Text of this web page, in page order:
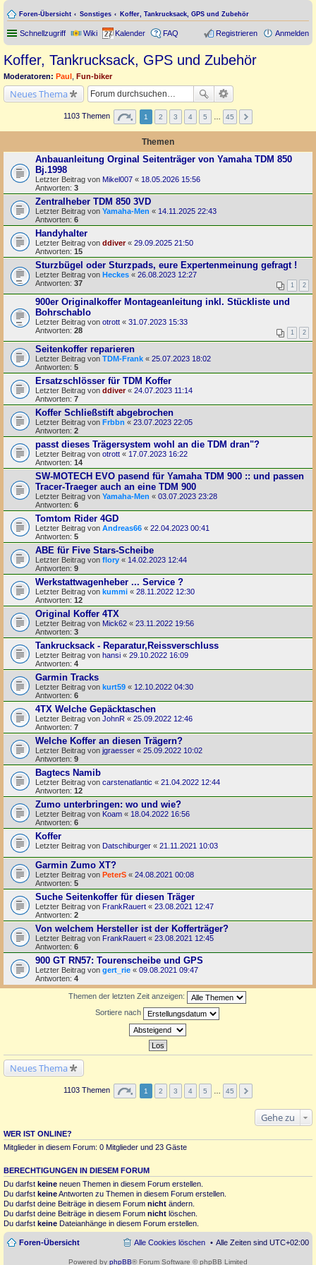
Foren-Übersicht Sonstiges Koffer, Tankrucksack, GPS und Zubehör
Schnellzugriff Wiki Kalender FAQ Anmelden
Registrieren
Koffer, Tankrucksack, GPS und Zubehör
Moderatoren: Paul Fun-biker
Neues Thema
1103 Themen 1 2 3 4 5 45
Themen
Anbauanleitung Orginal Seitenträger von Yamaha TDM 850
Bj.1998
Letzter Beitrag von Mikel007 « 18.05.2026 15:56
Antworten: 3
Zentralheber TDM 850 3VD
Letzter Beitrag von Yamaha-Men « 14.11.2025 22:43
Antworten: 6
Handyhalter
Letzter Beitrag von ddiver« 29.09.2025 21:50
Antworten: 15
Sturzbügel oder Sturzpads, eure Expertenmeinung gefragt !
Letzter Beitrag von Heckes « 26.08.2023 12:27
Antworten: 37 1 2
900er Originalkoffer Montageanleitung inkl. Stückliste und
Bohrschablo
Letzter Beitrag von otrott « 31.07.2023 15:33
Antworten: 28 1 2
Seitenkoffer reparieren
Letzter Beitrag von TDM-Frank « 25.07.2023 18:02
Antworten: 5
Ersatzschlösser für TDM Koffer
Letzter Beitrag von ddiver« 24.07.2023 11:14
Antworten: 7
Koffer Schließstift abgebrochen
Letzter Beitrag von Frbbn « 23.07.2023 22:05
Antworten: 2
passt dieses Trägersystem wohl an die TDM dran"?
Letzter Beitrag von otrott « 17.07.2023 16:22
Antworten: 14
SW-MOTECH EVO pasend für Yamaha TDM 900 :: und passen
Tracer-Traeger auch an eine TDM 900
Letzter Beitrag von Yamaha-Men « 03.07.2023 23:28
Antworten: 6
Tomtom Rider 4GD
Letzter Beitrag von Andreas66 « 22.04.2023 00:41
Antworten: 5
ABE für Five Stars-Scheibe
Letzter Beitrag von flory « 14.02.2023 12:44
Antworten: 9
Werkstattwagenheber ... Service ?
Letzter Beitrag von kummi « 28.11.2022 12:30
Antworten: 12
Original Koffer 4TX
Letzter Beitrag von Mick62 « 23.11.2022 19:56
Antworten: 3
Tankrucksack - Reparatur,Reissverschluss
Letzter Beitrag von hansi « 29.10.2022 16:09
Antworten: 4
Garmin Tracks
Letzter Beitrag von kurt59 « 12.10.2022 04:30
Antworten: 6
4TX Welche Gepäcktaschen
Letzter Beitrag von JohnR « 25.09.2022 12:46
Antworten: 7
Welche Koffer an diesen Trägern?
Letzter Beitrag von jgraesser « 25.09.2022 10:02
Antworten: 9
Bagtecs Namib
Letzter Beitrag von carstenatlantic « 21.04.2022 12:44
Antworten: 12
Zumo unterbringen: wo und wie?
Letzter Beitrag von Koam « 18.04.2022 16:56
Antworten: 6
Koffer
Letzter Beitrag von Datschiburger « 21.11.2021 10:03
Garmin Zumo XT?
Letzter Beitrag von PeterS « 24.08.2021 00:08
Antworten: 5
Suche Seitenkoffer für diesen Träger
Letzter Beitrag von FrankRauert « 23.08.2021 12:47
Antworten: 2
Von welchem Hersteller ist der Kofferträger?
Letzter Beitrag von FrankRauert « 23.08.2021 12:45
Antworten: 6
900 GT RN57: Tourenscheibe und GPS
Letzter Beitrag von gert_rie « 09.08.2021 09:47
Antworten: 4
Themen der letzten Zeit anzeigen:
Sortiere nach
Neues Thema
1103 Themen 1 2 3 4 5 45
Gehe zu
WER IST ONLINE?
Mitglieder in diesem Forum: 0 Mitglieder und 23 Gäste
BERECHTIGUNGEN IN DIESEM FORUM
Du darfst keine neuen Themen in diesem Forum erstellen.
Du darfst keineAntworten zu Themen in diesem Forum erstellen.
Du darfst deine Beiträge in diesem Forum nicht ändern.
Du darfst deine Beiträge in diesem Forum nicht löschen.
Du darfst keine Dateianhänge in diesem Forum erstellen.
Foren-Übersicht Alle Zeiten sind UTC+02:00
Alle Cookies löschen
Powered by phpBB® Forum Software © phpBB Limited